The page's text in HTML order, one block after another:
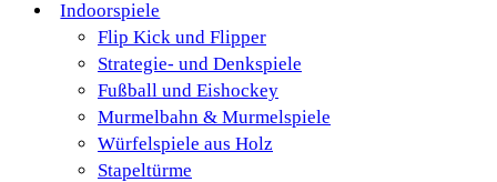
Indoorspiele
Flip Kick und Flipper
Strategie- und Denkspiele
Fußball und Eishockey
Murmelbahn & Murmelspiele
Würfelspiele aus Holz
Stapeltürme